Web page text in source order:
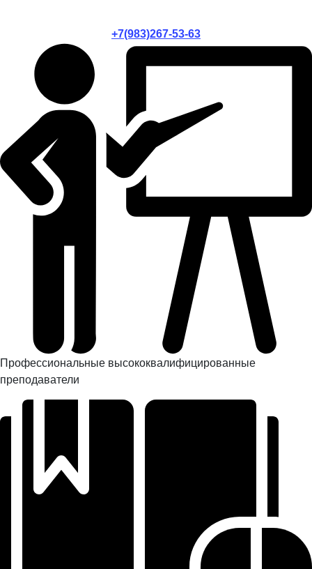
+7(983)267-53-63
Профессиональные высококвалифицированные
преподаватели